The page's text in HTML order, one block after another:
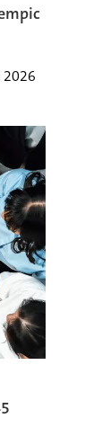
2026